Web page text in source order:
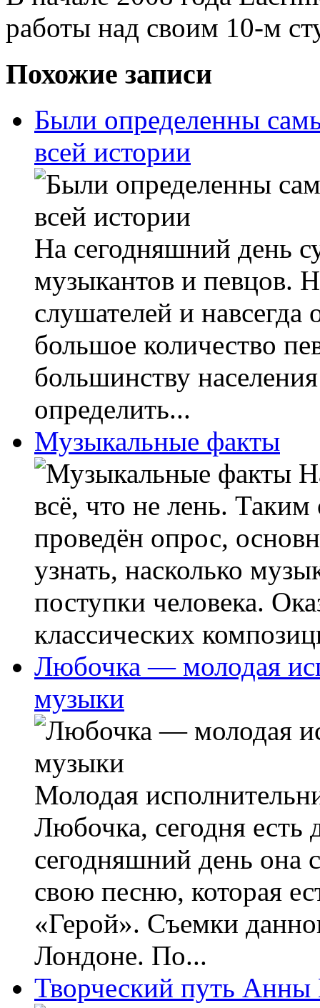
работы над своим 10-м
Похожие записи
Были определенны
всей истории
На сегодняшний день
музыкантов и певцов.
слушателей и навсегда
большое количество
большинству
определить...
Музыкальные факты
всё, что не лень.
проведён опрос,
узнать, насколько
поступки человека.
классических
Любочка — молодая
музыки
Молодая
Любочка, сегодня есть
сегодняшний день она
свою песню, которая
«Герой». Съемки
Лондоне. По...
Творческий путь Анны